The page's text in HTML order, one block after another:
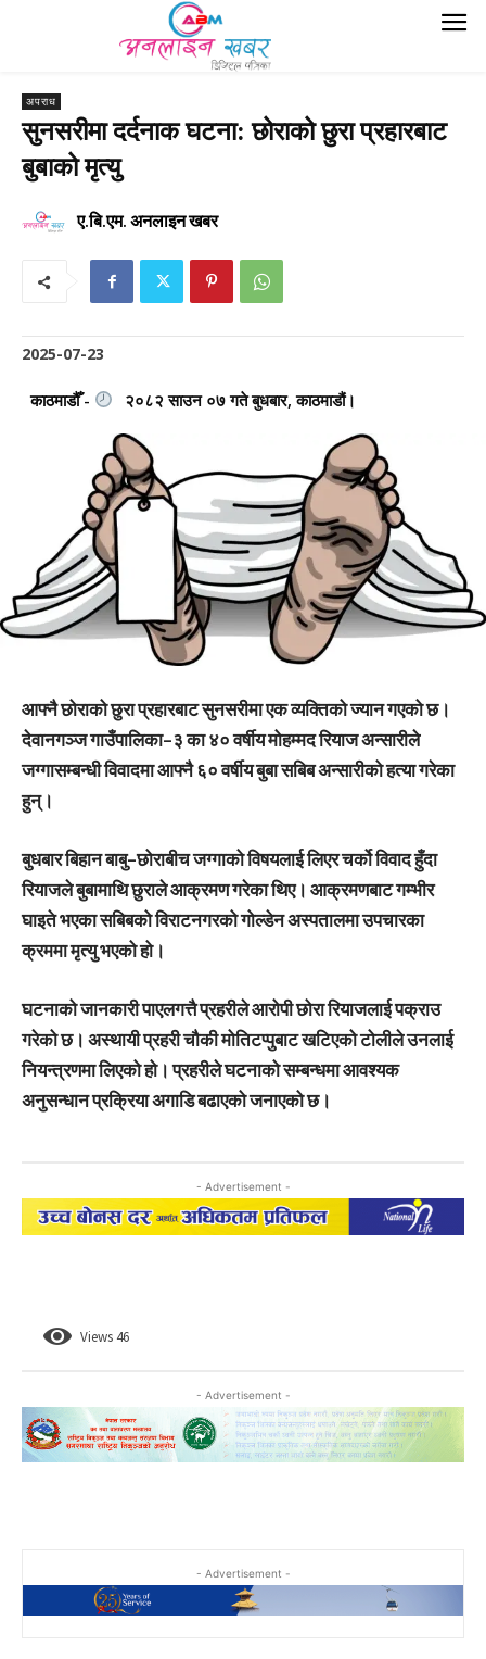
अपराध
सुनसरीमा दर्दनाक घटना: छोराको छुरा प्रहारबाट
बुबाको मृत्यु
ए.बि.एम. अनलाइन खबर
2025-07-23
काठमाडौँ - २०८२ साउन ०७ गते बुधबार, काठमाडौं।
आफ्नै छोराको छुरा प्रहारबाट सुनसरीमा एक व्यक्तिको ज्यान गएको छ।
देवानगञ्ज गाउँपालिका–३ का ४० वर्षीय मोहम्मद रियाज अन्सारीले
जग्गासम्बन्धी विवादमा आफ्नै ६० वर्षीय बुबा सबिब अन्सारीको हत्या गरेका
हुन्।
बुधबार बिहान बाबु–छोराबीच जग्गाको विषयलाई लिएर चर्को विवाद हुँदा
रियाजले बुबामाथि छुराले आक्रमण गरेका थिए। आक्रमणबाट गम्भीर
घाइते भएका सबिबको विराटनगरको गोल्डेन अस्पतालमा उपचारका
क्रममा मृत्यु भएको हो।
घटनाको जानकारी पाएलगत्तै प्रहरीले आरोपी छोरा रियाजलाई पक्राउ
गरेको छ। अस्थायी प्रहरी चौकी मोतिटप्पुबाट खटिएको टोलीले उनलाई
नियन्त्रणमा लिएको हो। प्रहरीले घटनाको सम्बन्धमा आवश्यक
अनुसन्धान प्रक्रिया अगाडि बढाएको जनाएको छ।
- Advertisement -
Views 46
- Advertisement -
- Advertisement -